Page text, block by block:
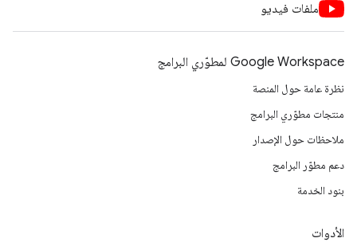
ملفات فيديو
Google Workspace لمطوّري البرامج
نظرة عامة حول المنصة
منتجات مطوّري البرامج
ملاحظات حول الإصدار
دعم مطوّر البرامج
بنود الخدمة
الأدوات